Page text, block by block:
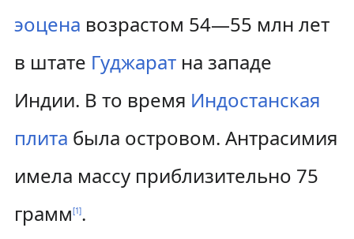
эоцена возрастом 54—55 млн лет
в штате Гуджаратна западе
Индии. В то время Индостанская
плита была островом. Антрасимия
имела массу приблизительно 75
грамм[1].